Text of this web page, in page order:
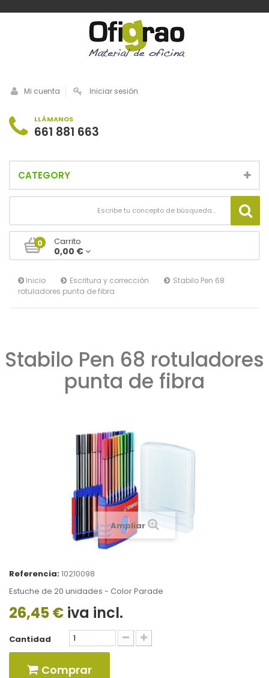
Mi cuenta Iniciar sesión
LLÁMANOS
661 881 663
CATEGORY
0 Carrito
0,00 €
Inicio Escritura y corrección
Stabilo Pen 68
rotuladores punta de fibra
Stabilo Pen 68 rotuladores
punta de fibra
Ampliar
Referencia:10210098
Estuche de 20 unidades - Color Parade
26,45 € iva incl.
Cantidad
Comprar